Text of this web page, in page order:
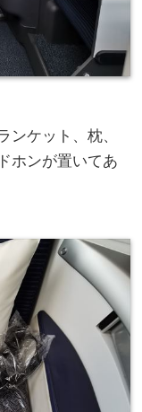
ンケット、枕、
ホンが置いてあ